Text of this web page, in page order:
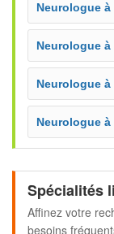
Neurologue
Neurologue à
Neurologue à
Neurologue
Spécialités
Affinez votre
besoins